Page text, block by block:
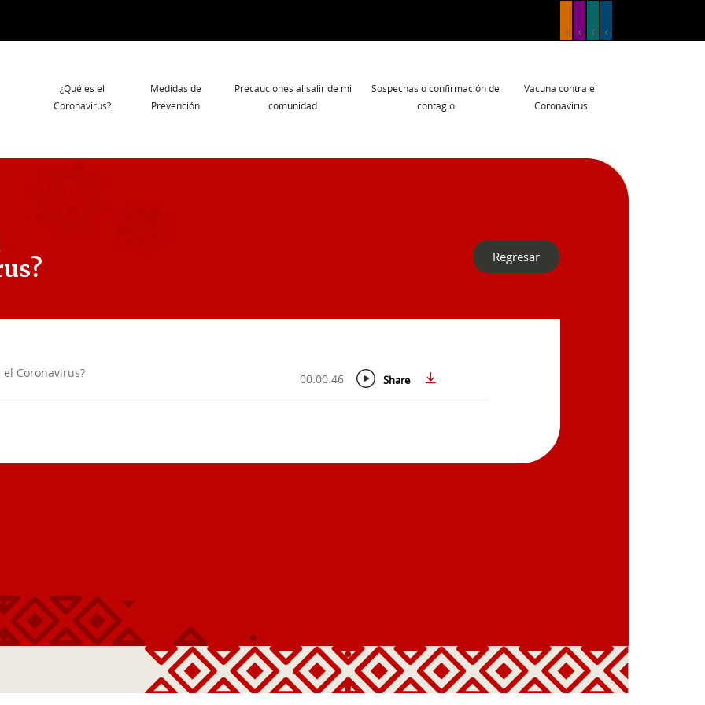
Navegación
principal
¿Qué es el
Coronavirus?
Medidas de
Prevención
Precauciones al salir de mi
comunidad
Sospechas o confirmación de
contagio
Vacuna contra el
Coronavirus
Regresar
Coronavirus? 00:00:46 Share